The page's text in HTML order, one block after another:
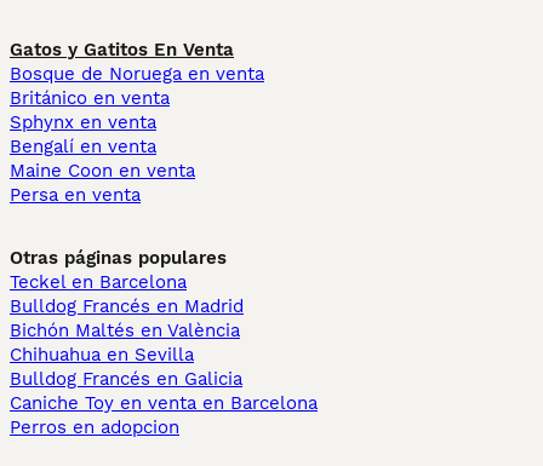
Gatos y Gatitos En Venta
Bosque de Noruega en venta
Británico en venta
Sphynx en venta
Bengalí en venta
Maine Coon en venta
Persa en venta
Otras páginas populares
Teckel en Barcelona
Bulldog Francés en Madrid
Bichón Maltés en València
Chihuahua en Sevilla
Bulldog Francés en Galicia
Caniche Toy en venta en Barcelona
Perros en adopcion